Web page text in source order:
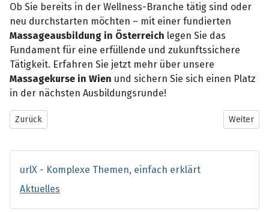
Ob Sie bereits in der Wellness-Branche tätig sind oder
neu durchstarten möchten – mit einer fundierten
Massageausbildung in Österreich legen Sie das
Fundament für eine erfüllende und zukunftssichere
Tätigkeit. Erfahren Sie jetzt mehr über unsere
Massagekurse in Wien und sichern Sie sich einen Platz
in der nächsten Ausbildungsrunde!
Vorheriger Beitrag: Umzugsfirma Berlin – Ihr zuverlässiger
Zurück Nächster
Weiter
urlX - Komplexe Themen, einfach erklärt
Aktuelles